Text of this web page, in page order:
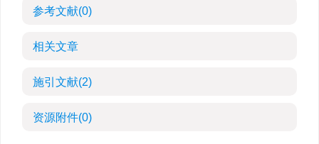
参考文献(0)
相关文章
施引文献(2)
资源附件(0)